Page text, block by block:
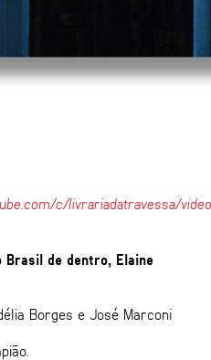
c/livrariadatravessa/
Brasil de dentro, Elaine
Borges e José Marconi